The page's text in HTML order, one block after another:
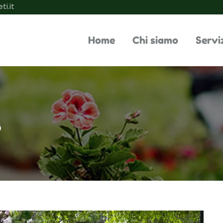
Home Chi siamo